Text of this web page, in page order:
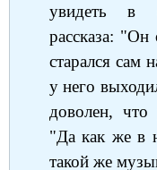
увидеть в
рассказа:
старался сам
у него
доволен,
"Да как же в
такой же